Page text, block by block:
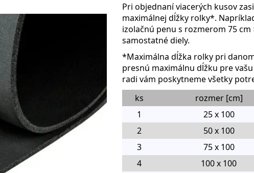
Pri objednaní viacerých kusov
maximálnej dĺžky rolky*.
izolačnú penu s rozmerom 75
samostatné diely.
*Maximálna dĺžka rolky pri
presnú maximálnu dĺžku pre
radi vám poskytneme všetky
ks
rozmer [cm]
1
25 x 100
2
50 x 100
3
75 x 100
4
100 x 100